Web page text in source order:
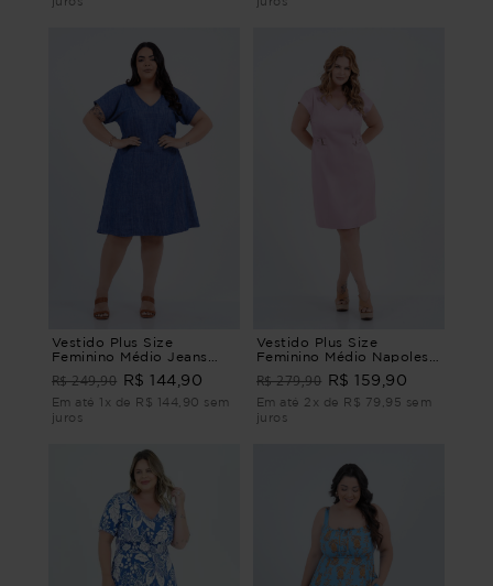
Vestido Plus Size
Feminino Médio Jeans
Marini VESTIDO MÉDIO
JEANS MARINI G1 - 48
R$ 249,90 R$ 144,90
Em até 1x de R$ 144,90 sem
juros
Vestido Plus Size
Feminino Médio Napoles
VESTIDO MÉDIO
NAPOLES Rosa G - 46
R$ 279,90 R$ 159,90
Em até 2x de R$ 79,95 sem
juros